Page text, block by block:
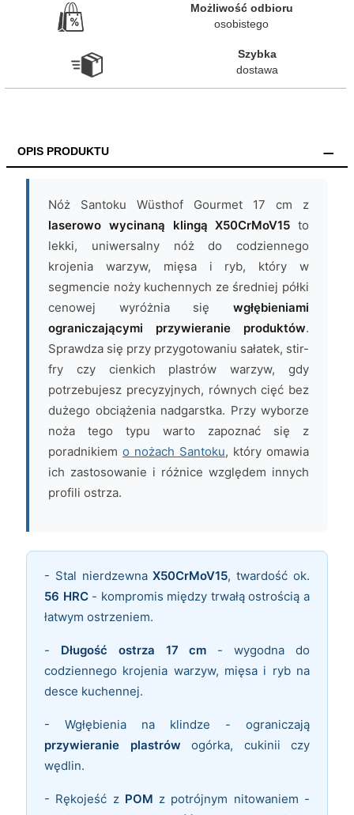
Możliwość odbioru
osobistego
Szybka
dostawa
OPIS PRODUKTU
Nóż Santoku Wüsthof Gourmet 17 cm z
laserowo wycinaną klingą X50CrMoV15 to
lekki, uniwersalny nóż do codziennego
krojenia warzyw, mięsa i ryb, który w
segmencie noży kuchennych ze średniej półki
cenowej wyróżnia się wgłębieniami
ograniczającymi przywieranie produktów.
Sprawdza się przy przygotowaniu sałatek, stir-
fry czy cienkich plastrów warzyw, gdy
potrzebujesz precyzyjnych, równych cięć bez
dużego obciążenia nadgarstka. Przy wyborze
noża tego typu warto zapoznać się z
poradnikiem o nożach Santoku, który omawia
ich zastosowanie i różnice względem innych
profili ostrza.
- Stal nierdzewnaX50CrMoV15, twardość ok.
56 HRC- kompromis między trwałą ostrością a
łatwym ostrzeniem.
- Długość ostrza 17 cm - wygodna do
codziennego krojenia warzyw, mięsa i ryb na
desce kuchennej.
- Wgłębienia na klindze - ograniczają
przywieranie plastrów ogórka, cukinii czy
wędlin.
- Rękojeść z POM z potrójnym nitowaniem -